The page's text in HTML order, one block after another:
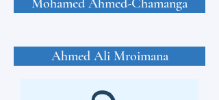
Mohamed Ahmed-Chamanga
Ahmed Ali Mroimana